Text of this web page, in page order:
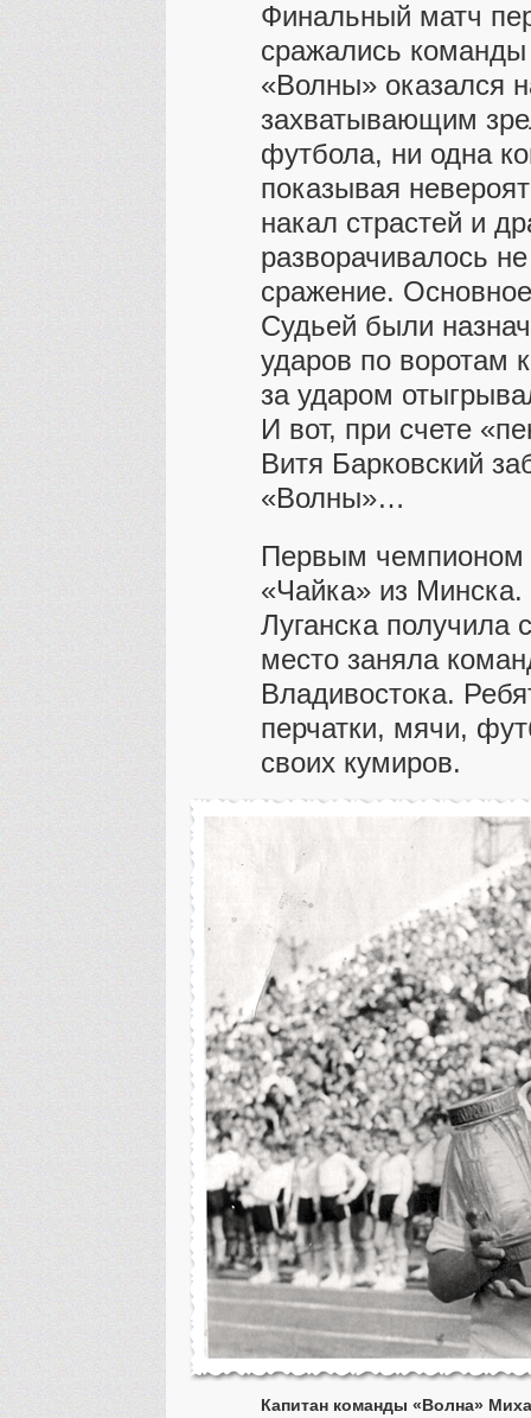
Финальный матч
сражались команды
«Волны» оказался
захватывающим
футбола, ни одна
показывая
накал страстей и
разворачивалось
сражение.
Судьей были
ударов по воротам
за ударом
И вот, при счете
Витя Барковский
«Волны»…
Первым чемпионом
«Чайка» из
Луганска получила
место заняла
Владивостока.
перчатки, мячи,
своих кумиров.
Капитан команды «Волна»